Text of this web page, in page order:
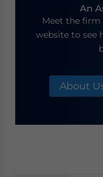
An
Meet the
website to see
About